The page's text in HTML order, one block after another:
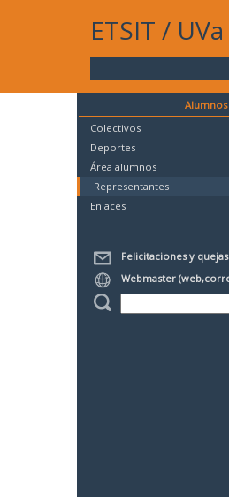
ETSIT / UVa
Alumnos
Colectivos
Deportes
Área alumnos
Representantes
Enlaces
Felicitaciones y quejas
Webmaster